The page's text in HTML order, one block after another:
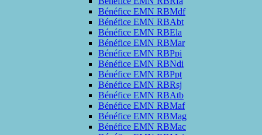
Bénéfice EMN RBMdf
Bénéfice EMN RBAbt
Bénéfice EMN RBEla
Bénéfice EMN RBMar
Bénéfice EMN RBPpi
Bénéfice EMN RBNdi
Bénéfice EMN RBPpt
Bénéfice EMN RBRsj
Bénéfice EMN RBAtb
Bénéfice EMN RBMaf
Bénéfice EMN RBMag
Bénéfice EMN RBMac